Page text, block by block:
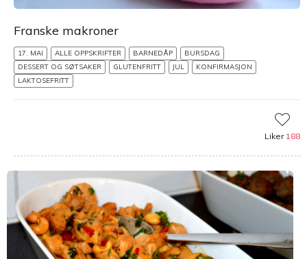
Franske makroner
17. MAI ALLE OPPSKRIFTER BARNEDÅP
BURSDAG
DESSERT OG SØTSAKER
GLUTENFRITT JUL
KONFIRMASJON
LAKTOSEFRITT
Liker 188